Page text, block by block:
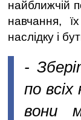
найближчій
навчання,
наслідку і
-
по
вони